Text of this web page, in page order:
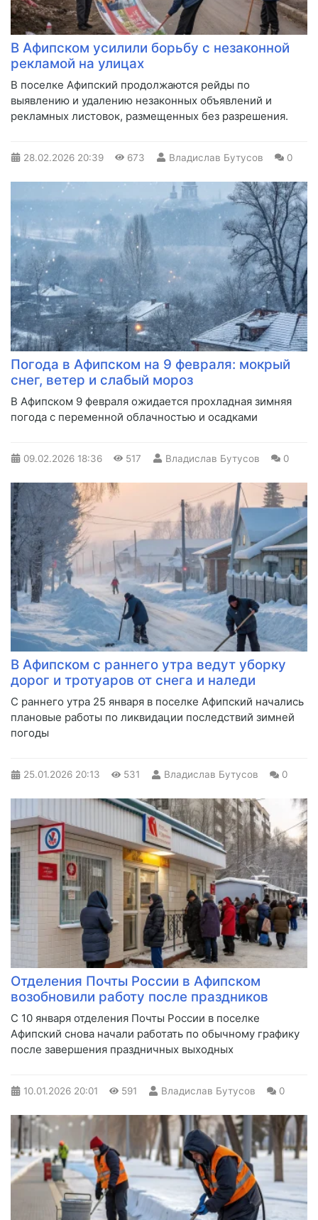
В Афипском усилили борьбу с незаконной
рекламой на улицах
В поселке Афипский продолжаются рейды по
выявлению и удалению незаконных объявлений и
рекламных листовок, размещенных без разрешения.
28.02.2026 20:39 673 Владислав Бутусов 0
Погода в Афипском на 9 февраля: мокрый
снег, ветер и слабый мороз
В Афипском 9 февраля ожидается прохладная зимняя
погода с переменной облачностью и осадками
09.02.2026 18:36 517 Владислав Бутусов 0
В Афипском с раннего утра ведут уборку
дорог и тротуаров от снега и наледи
С раннего утра 25 января в поселке Афипский начались
плановые работы по ликвидации последствий зимней
погоды
25.01.2026 20:13 531 Владислав Бутусов 0
Отделения Почты России в Афипском
возобновили работу после праздников
С 10 января отделения Почты России в поселке
Афипский снова начали работать по обычному графику
после завершения праздничных выходных
10.01.2026 20:01 591 Владислав Бутусов 0